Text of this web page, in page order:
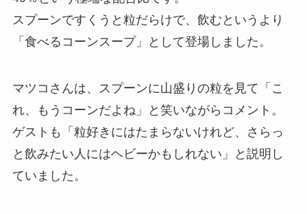
スプーンですくうと粒だらけで、飲むというより
「食べるコーンスープ」として登場しました。
マツコさんは、スプーンに山盛りの粒を見て「こ
れ、もうコーンだよね」と笑いながらコメント。
ゲストも「粒好きにはたまらないけれど、さらっ
と飲みたい人にはヘビーかもしれない」と説明し
ていました。